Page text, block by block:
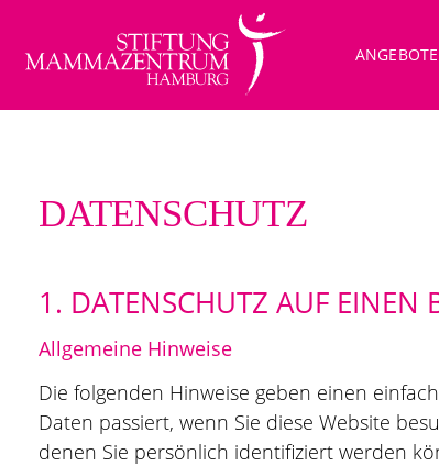
ANGEBOTE
DATENSCHUTZ
1. DATENSCHUTZ AUF EINEN
Allgemeine Hinweise
Die folgenden Hinweise geben einen
Daten passiert, wenn Sie diese Website
denen Sie persönlich identifiziert werden